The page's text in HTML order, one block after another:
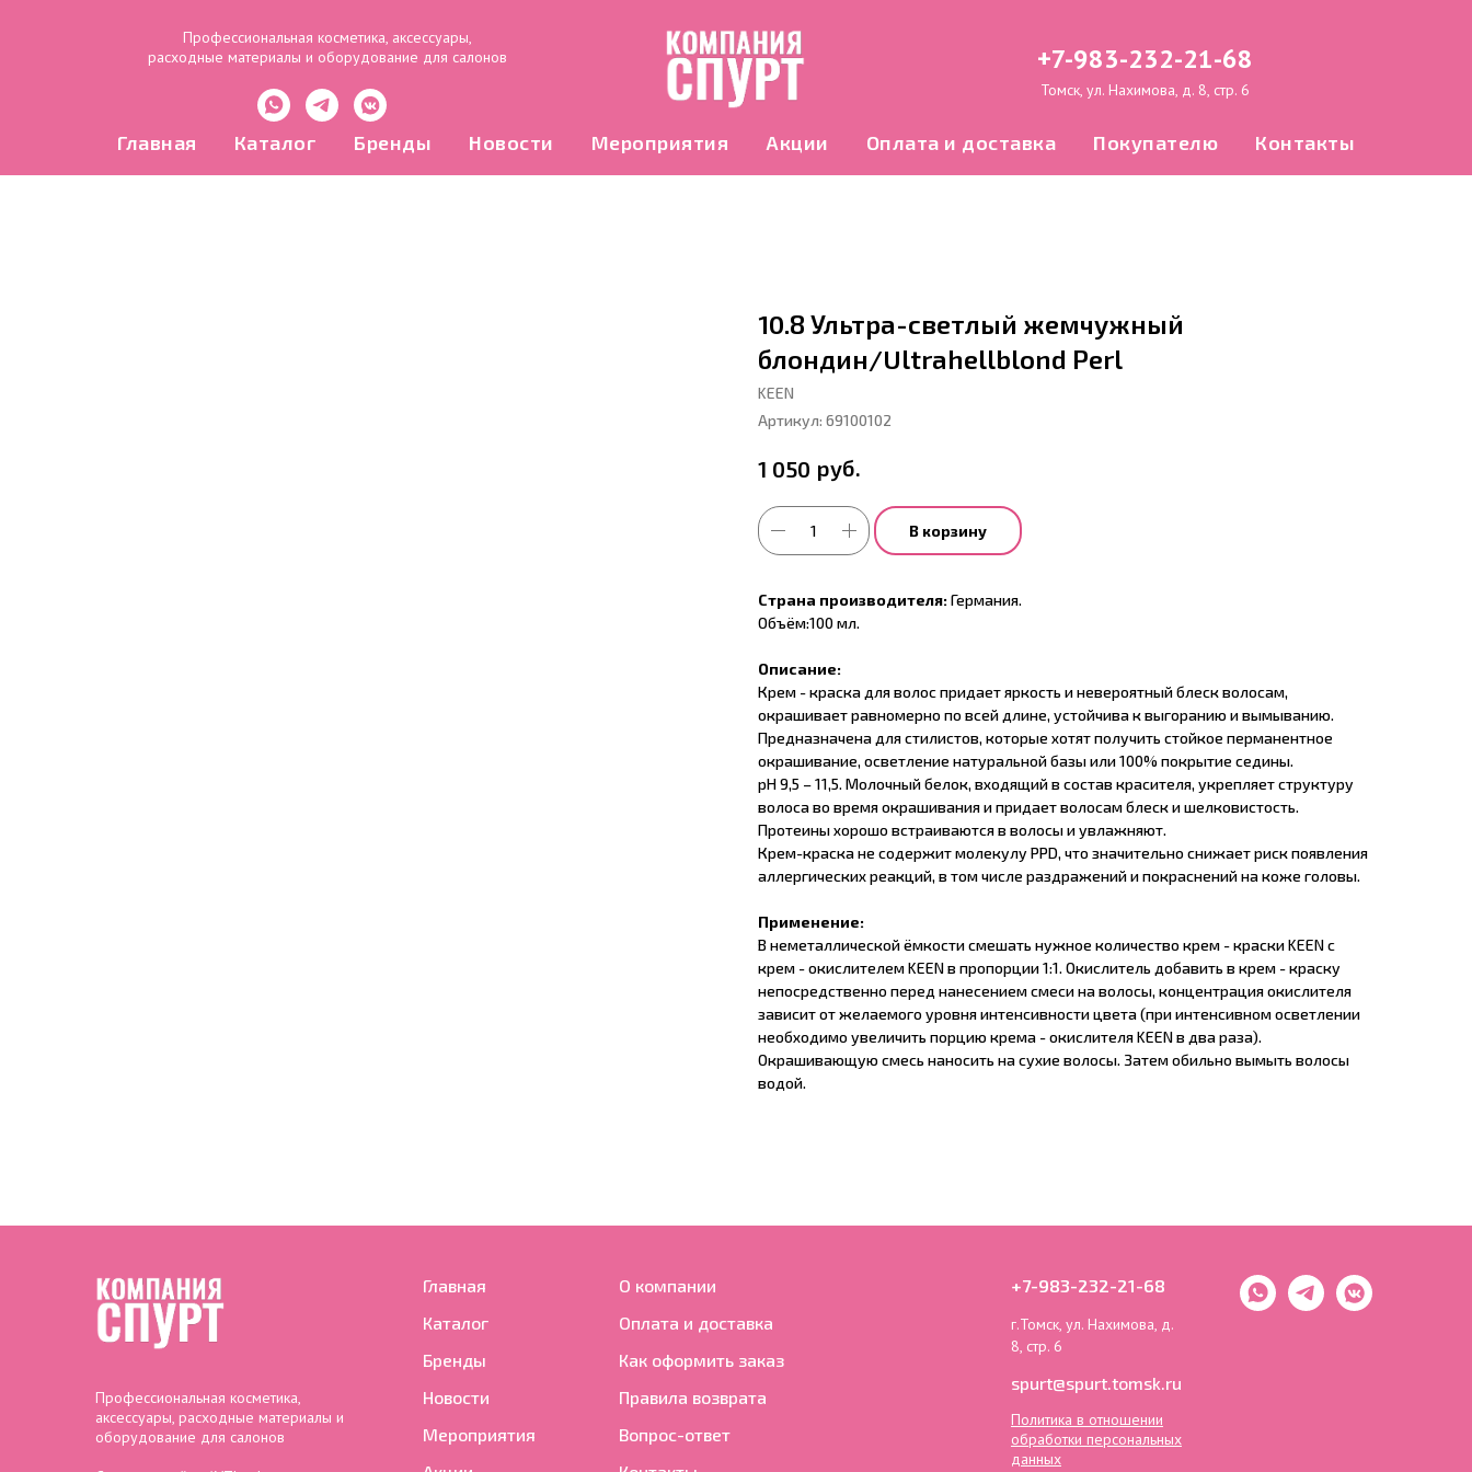
Профессиональная косметика, аксессуары,
расходные материалы и оборудование для салонов
+7-983-232-21-68
Томск, ул. Нахимова, д. 8, стр. 6
Главная Каталог Бренды Новости Мероприятия Акции Оплата и доставка Покупателю Контакты
10.8 Ультра-светлый жемчужный
блондин/Ultrahellblond Perl
KEEN
Артикул: 69100102
1 050 руб.
В корзину
Страна производителя:Германия.
Объём:100 мл.
Описание:
Крем - краска для волос придает яркость и невероятный блеск волосам,
окрашивает равномерно по всей длине, устойчива к выгоранию и вымыванию.
Предназначена для стилистов, которые хотят получить стойкое перманентное
окрашивание, осветление натуральной базы или 100% покрытие седины.
pH 9,5 – 11,5. Молочный белок, входящий в состав красителя, укрепляет структуру
волоса во время окрашивания и придает волосам блеск и шелковистость.
Протеины хорошо встраиваются в волосы и увлажняют.
Крем-краска не содержит молекулу PPD, что значительно снижает риск появления
аллергических реакций, в том числе раздражений и покраснений на коже головы.
Применение:
В неметаллической ёмкости смешать нужное количество крем - краски KEEN с
крем - окислителем KEEN в пропорции 1:1. Окислитель добавить в крем - краску
непосредственно перед нанесением смеси на волосы, концентрация окислителя
зависит от желаемого уровня интенсивности цвета (при интенсивном осветлении
необходимо увеличить порцию крема - окислителя KEEN в два раза).
Окрашивающую смесь наносить на сухие волосы. Затем обильно вымыть волосы
водой.
Профессиональная косметика,
аксессуары, расходные материалы и
оборудование для салонов
Главная
Каталог
Бренды
Новости
Мероприятия
О компании
Оплата и доставка
Как оформить заказ
Правила возврата
Вопрос-ответ
+7-983-232-21-68
г.Томск, ул. Нахимова, д.
8, стр. 6
spurt@spurt.tomsk.ru
Политика в отношении
обработки персональных
данных